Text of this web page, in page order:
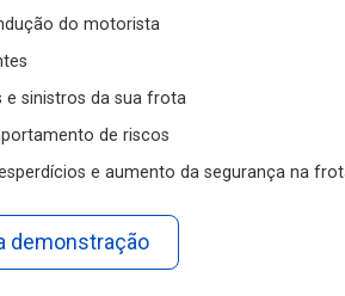
do motorista
sinistros da sua frota
de riscos
e aumento da segurança na frota
demonstração